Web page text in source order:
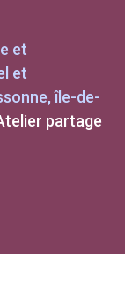
et
et
île-de-
partage